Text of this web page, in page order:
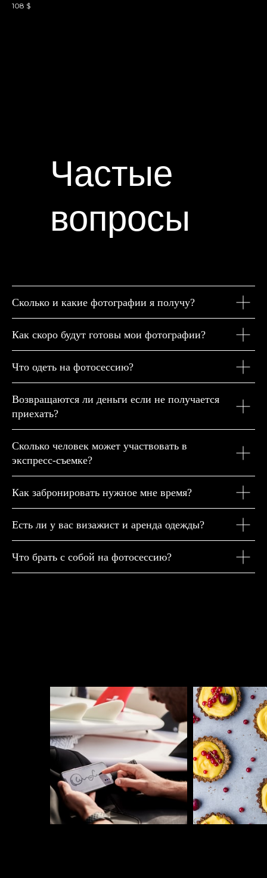
108 $
Частые
вопросы
Сколько и какие фотографии я получу?
Как скоро будут готовы мои фотографии?
Что одеть на фотосессию?
Возвращаются ли деньги если не получается
приехать?
Сколько человек может участвовать в
экспресс-съемке?
Как забронировать нужное мне время?
Есть ли у вас визажист и аренда одежды?
Что брать с собой на фотосессию?